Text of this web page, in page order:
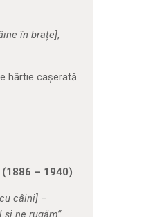
în brațe],
hârtie cașerată
– 1940)
câini]–
ne rugăm”.